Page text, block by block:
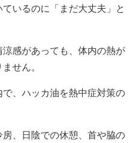
いるのに「まだ大丈夫」と
感があっても、体内の熱が
せん。
、ハッカ油を熱中症対策の
、日陰での休憩、首や脇の